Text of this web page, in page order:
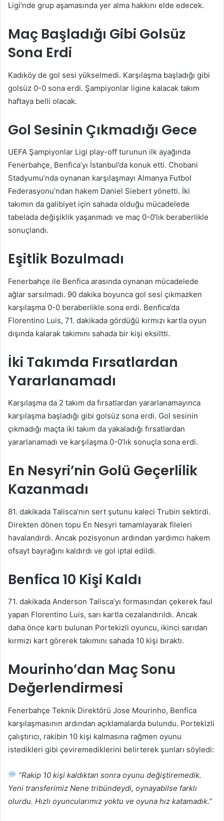
Ligi’nde grup aşamasında yer alma hakkını elde edecek.
Maç Başladığı Gibi Golsüz
Sona Erdi
Kadıköy de gol sesi yükselmedi. Karşılaşma başladığı gibi
golsüz 0-0 sona erdi. Şampiyonlar ligine kalacak takım
haftaya belli olacak.
Gol Sesinin Çıkmadığı Gece
UEFA Şampiyonlar Ligi play-off turunun ilk ayağında
Fenerbahçe, Benfica’yı İstanbul’da konuk etti. Chobani
Stadyumu’nda oynanan karşılaşmayı Almanya Futbol
Federasyonu’ndan hakem Daniel Siebert yönetti. İki
takımın da galibiyet için sahada olduğu mücadelede
tabelada değişiklik yaşanmadı ve maç 0-0’lık beraberlikle
sonuçlandı.
Eşitlik Bozulmadı
Fenerbahçe ile Benfica arasında oynanan mücadelede
ağlar sarsılmadı. 90 dakika boyunca gol sesi çıkmazken
karşılaşma 0-0 beraberlikle sona erdi. Benfica’da
Florentino Luis, 71. dakikada gördüğü kırmızı kartla oyun
dışında kalarak takımını sahada bir kişi eksiltti.
İki Takımda Fırsatlardan
Yararlanamadı
Karşılaşma da 2 takım da fırsatlardan yararlanamayınca
karşılaşma başladığı gibi golsüz sona erdi. Gol sesinin
çıkmadığı maçta iki takım da yakaladığı fırsatlardan
yararlanamadı ve karşılaşma 0-0’lık sonuçla sona erdi.
En Nesyri’nin Golü Geçerlilik
Kazanmadı
81. dakikada Talisca’nın sert şutunu kaleci Trubin sektirdi.
Direkten dönen topu En Nesyri tamamlayarak fileleri
havalandırdı. Ancak pozisyonun ardından yardımcı hakem
ofsayt bayrağını kaldırdı ve gol iptal edildi.
Benfica 10 Kişi Kaldı
71. dakikada Anderson Talisca’yı formasından çekerek faul
yapan Florentino Luis, sarı kartla cezalandırıldı. Ancak
daha önce kartı bulunan Portekizli oyuncu, ikinci sarıdan
kırmızı kart görerek takımını sahada 10 kişi bıraktı.
Mourinho’dan Maç Sonu
Değerlendirmesi
Fenerbahçe Teknik Direktörü Jose Mourinho, Benfica
karşılaşmasının ardından açıklamalarda bulundu. Portekizli
çalıştırıcı, rakibin 10 kişi kalmasına rağmen oyunu
istedikleri gibi çeviremediklerini belirterek şunları söyledi:
“Rakip 10 kişi kaldıktan sonra oyunu değiştiremedik.
Yeni transferimiz Nene tribündeydi, oynayabilse farklı
olurdu. Hızlı oyuncularımız yoktu ve oyuna hız katamadık.”